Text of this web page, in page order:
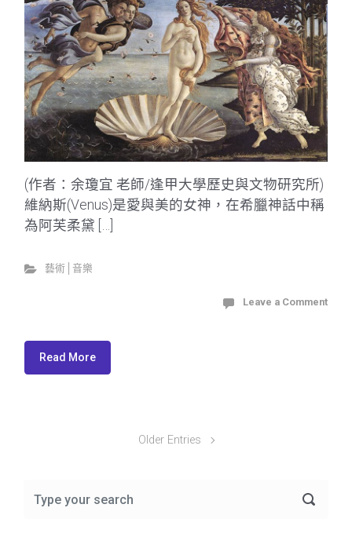
(作者：余瓊宜 老師/逢甲大學歷史與文物研究所)
維納斯(Venus)是愛與美的女神，在希臘神話中稱
為阿芙柔黛 […]
藝術│音樂
Leave a Comment
Read More
Older Entries